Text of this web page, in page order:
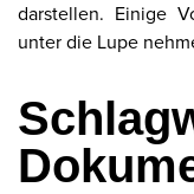
darstellen. Einige
unter die Lupe